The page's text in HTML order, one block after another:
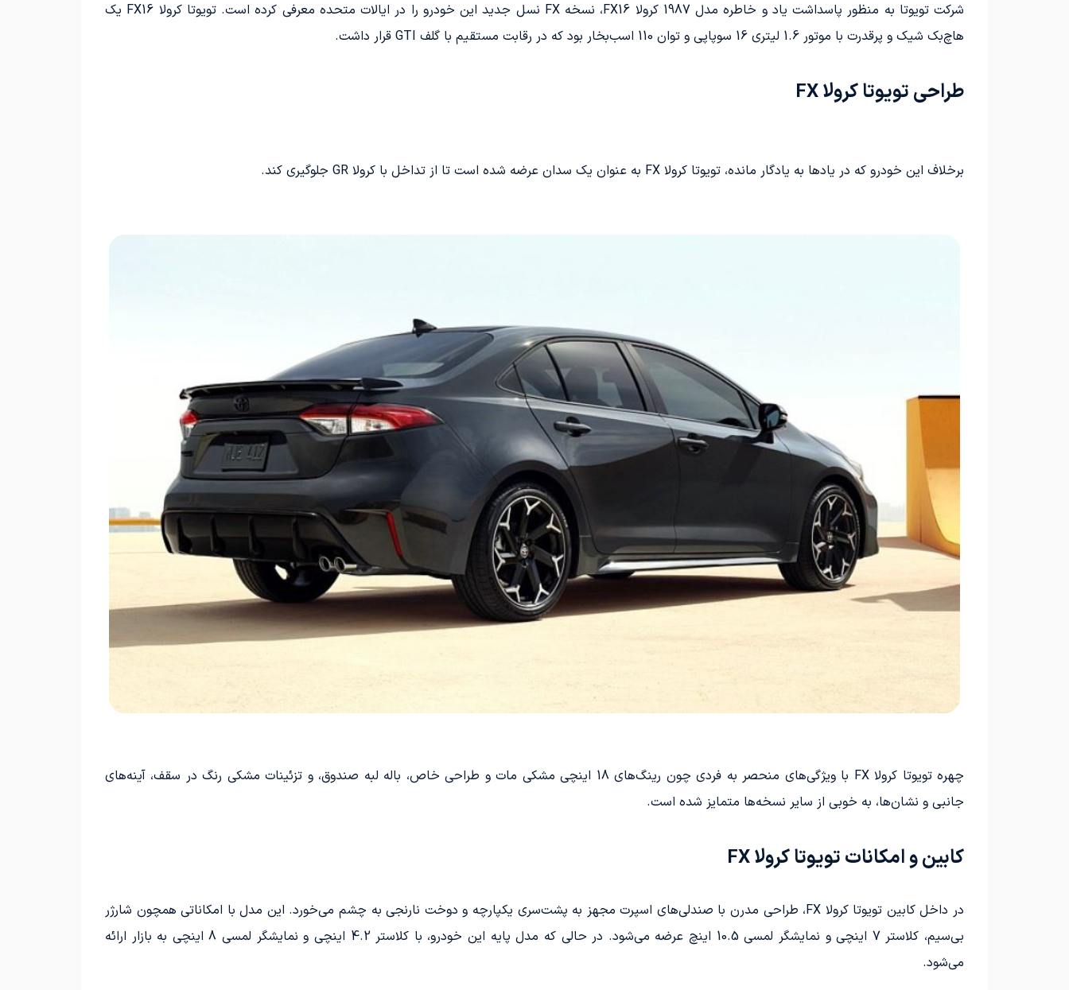
شرکت تویوتا به منظور پاسداشت یاد و خاطره مدل 1987 کرولا FX16، نسخه FX نسل جدید این خودرو را در ایالات متحده معرفی کرده است. تویوتا کرولا FX16 یک
هاچ‌بک شیک و پرقدرت با موتور 1.6 لیتری 16 سوپاپی و توان 110 اسب‌بخار بود که در رقابت مستقیم با گلف GTI قرار داشت.
طراحی تویوتا کرولا FX
برخلاف این خودرو که در یادها به یادگار مانده، تویوتا کرولا FX به عنوان یک سدان عرضه شده است تا از تداخل با کرولا GR جلوگیری کند.
چهره تویوتا کرولا FX با ویژگی‌های منحصر به فردی چون رینگ‌های 18 اینچی مشکی مات و طراحی خاص، باله لبه صندوق، و تزئینات مشکی رنگ در سقف، آینه‌های
جانبی و نشان‌ها، به خوبی از سایر نسخه‌ها متمایز شده است.
کابین و امکانات تویوتا کرولا FX
در داخل کابین تویوتا کرولا FX، طراحی مدرن با صندلی‌های اسپرت مجهز به پشت‌سری یکپارچه و دوخت نارنجی به چشم می‌خورد. این مدل با امکاناتی همچون شارژر
بی‌سیم، کلاستر 7 اینچی و نمایشگر لمسی 10.5 اینچ عرضه می‌شود. در حالی که مدل پایه این خودرو، با کلاستر 4.2 اینچی و نمایشگر لمسی 8 اینچی به بازار ارائه
می‌شود.